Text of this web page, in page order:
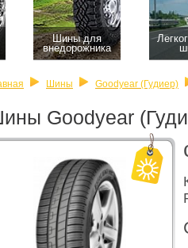
Шины для
внедорожника
Шины Goodyear (Гудиер)
Goodyear